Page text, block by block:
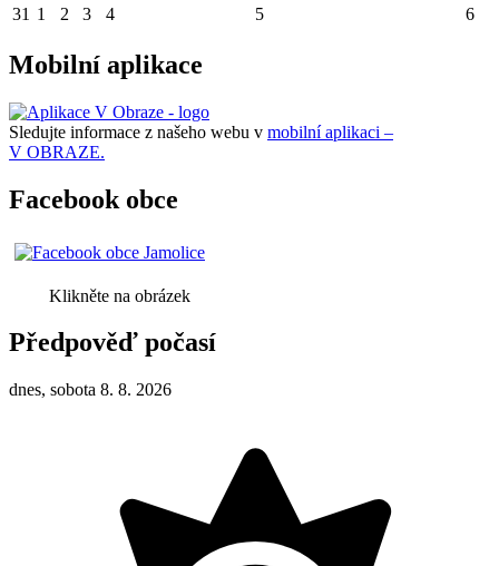
31 1 2 3 4 5 6
Mobilní aplikace
Sledujte informace z našeho webu v mobilní aplikaci –
V OBRAZE.
Facebook obce
Klikněte na obrázek
Předpověď počasí
dnes, sobota 8. 8. 2026